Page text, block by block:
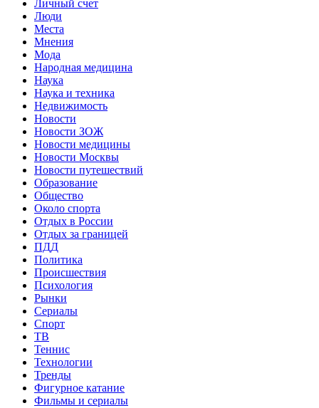
Личный счет
Люди
Места
Мнения
Мода
Народная медицина
Наука
Наука и техника
Недвижимость
Новости
Новости ЗОЖ
Новости медицины
Новости Москвы
Новости путешествий
Образование
Общество
Около спорта
Отдых в России
Отдых за границей
ПДД
Политика
Происшествия
Психология
Рынки
Сериалы
Спорт
ТВ
Теннис
Технологии
Тренды
Фигурное катание
Фильмы и сериалы